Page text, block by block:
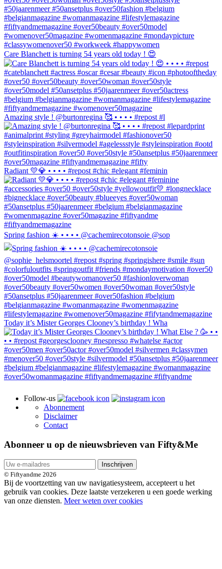
Care Blanchett is turning 54 years old today ! 😍
Amazing style ! @burtonregina 🥰 • • • • #repost #l
Radiant 💛💎 • • • • #repost #chic #elegant #feminin
Spring fashion ☀️ • • • • @cachemirecotonsoie @sop
Today it’s Mister Georges Clooney’s birthday ! Wha
Follow-us
Abonnement
Disclaimer
Contact
Abonneer u op de nieuwsbrieven van Fifty&Me
Inschrijven
© Fiftyandme 2026
Bij de voortzetting van uw navigatiesysteem, accepteert u het
gebruik van cookies. Deze laatste verzekeren u een goede werking
van onze diensten. Meer weten over cookies